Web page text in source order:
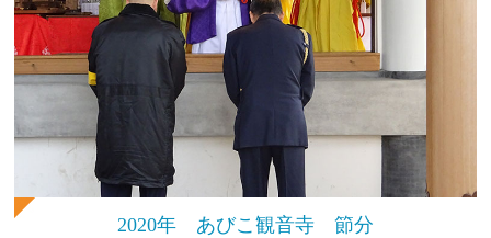
2020年 あびこ観音寺 節分